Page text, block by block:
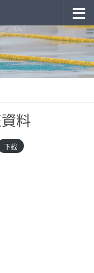
料
下載